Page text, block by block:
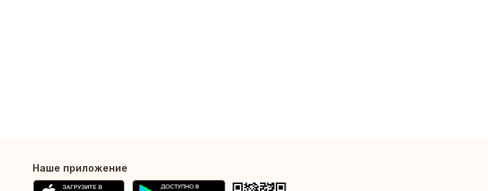
Наше приложение